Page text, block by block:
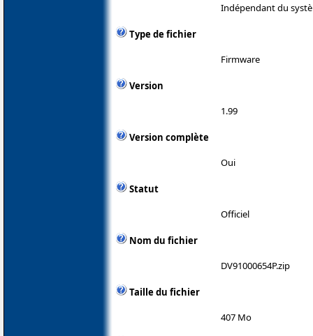
Indépendant du
Type de fichier
Firmware
Version
1.99
Version complète
Oui
Statut
Officiel
Nom du fichier
DV91000654P.zip
Taille du fichier
407 Mo